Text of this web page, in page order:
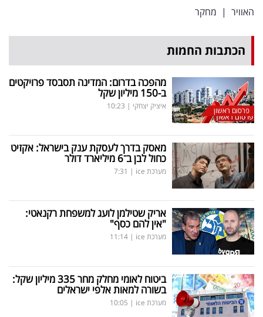
האוויר | מחקר
הכתבות החמות
פרסום ראשון
מהפכה בדרום: המדינה תסבסד פרויקטים
ב-150 מיליון שקל
איציק יצחקי |
10:23
מאסק בדרך לעסקת ענק בישראל: אקזיט
כחול לבן ב־6 מיליארד דולר
מערכת ice |
7:31
אריק שטילמן לועג למשפחת רקנאטי:
"אין להם כסף"
מערכת ice |
11:14
ביטוח לאומי מחלק מחר 335 מיליון שקל:
בשורה למאות אלפי ישראלים
מערכת ice |
10:05